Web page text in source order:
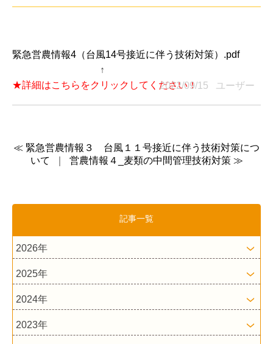
緊急営農情報4（台風14号接近に伴う技術対策）.pdf
↑
★詳細はこちらをクリックしてください！2022/09/15 ユーザー
≪ 緊急営農情報３ 台風１１号接近に伴う技術対策につ
いて
営農情報４_麦類の中間管理技術対策 ≫
記事一覧
2026年
2025年
2024年
2023年